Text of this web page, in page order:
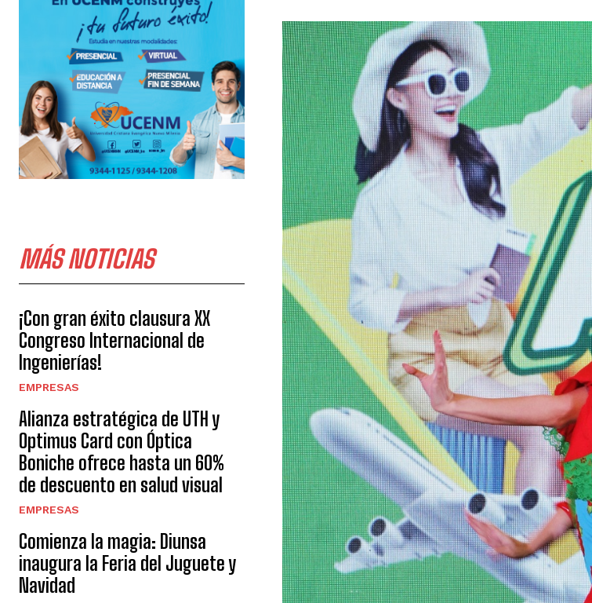
MÁS NOTICIAS
¡Con gran éxito clausura XX
Congreso Internacional de
Ingenierías!
EMPRESAS
Alianza estratégica de UTH y
Optimus Card con Óptica
Boniche ofrece hasta un 60%
de descuento en salud visual
EMPRESAS
Comienza la magia: Diunsa
inaugura la Feria del Juguete y
Navidad